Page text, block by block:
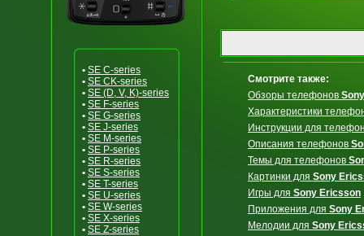
• SE C-series
• SE CK-series
• SE (D, V, K)-series
• SE F-series
• SE G-series
• SE J-series
• SE M-series
• SE P-series
• SE R-series
• SE S-series
• SE T-series
• SE U-series
• SE W-series
• SE X-series
• SE Z-series
Смотрите также:
Обзоры телефонов
Характеристики
Инструкции для
Описания телефонов
Темы для телефонов
Картинки для Sony
Игры для Sony Ericsson
Приложения для Sony
Мелодии для Sony